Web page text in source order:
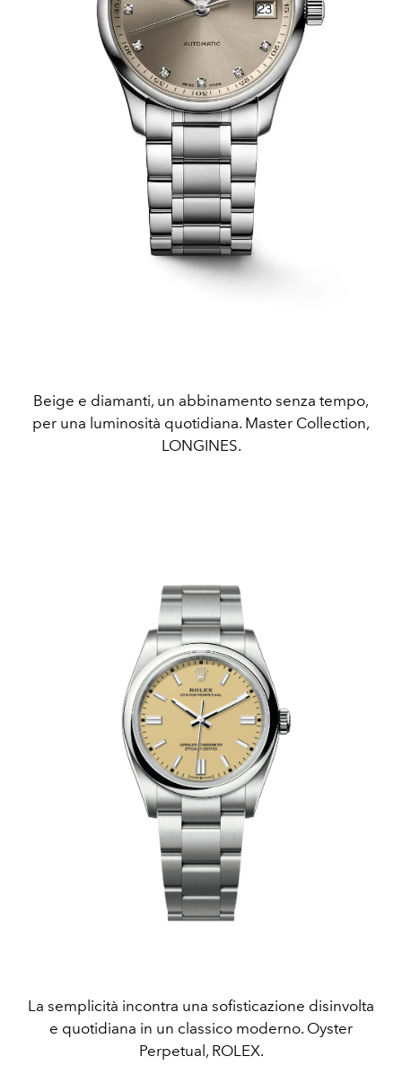
Beige e diamanti, un abbinamento senza tempo,
per una luminosità quotidiana. Master Collection,
LONGINES.
La semplicità incontra una sofisticazione disinvolta
e quotidiana in un classico moderno. Oyster
Perpetual, ROLEX.